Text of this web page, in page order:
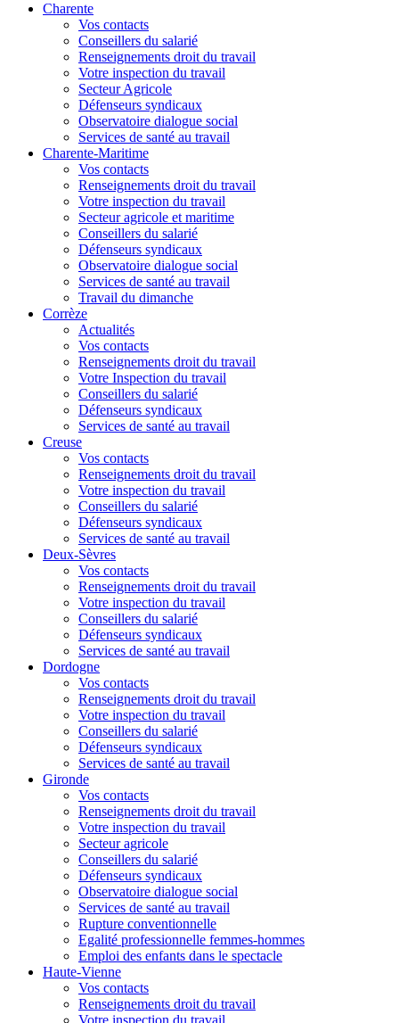
Charente
Vos contacts
Conseillers du salarié
Renseignements droit du travail
Votre inspection du travail
Secteur Agricole
Défenseurs syndicaux
Observatoire dialogue social
Services de santé au travail
Charente-Maritime
Vos contacts
Renseignements droit du travail
Votre inspection du travail
Secteur agricole et maritime
Conseillers du salarié
Défenseurs syndicaux
Observatoire dialogue social
Services de santé au travail
Travail du dimanche
Corrèze
Actualités
Vos contacts
Renseignements droit du travail
Votre Inspection du travail
Conseillers du salarié
Défenseurs syndicaux
Services de santé au travail
Creuse
Vos contacts
Renseignements droit du travail
Votre inspection du travail
Conseillers du salarié
Défenseurs syndicaux
Services de santé au travail
Deux-Sèvres
Vos contacts
Renseignements droit du travail
Votre inspection du travail
Conseillers du salarié
Défenseurs syndicaux
Services de santé au travail
Dordogne
Vos contacts
Renseignements droit du travail
Votre inspection du travail
Conseillers du salarié
Défenseurs syndicaux
Services de santé au travail
Gironde
Vos contacts
Renseignements droit du travail
Votre inspection du travail
Secteur agricole
Conseillers du salarié
Défenseurs syndicaux
Observatoire dialogue social
Services de santé au travail
Rupture conventionnelle
Egalité professionnelle femmes-hommes
Emploi des enfants dans le spectacle
Haute-Vienne
Vos contacts
Renseignements droit du travail